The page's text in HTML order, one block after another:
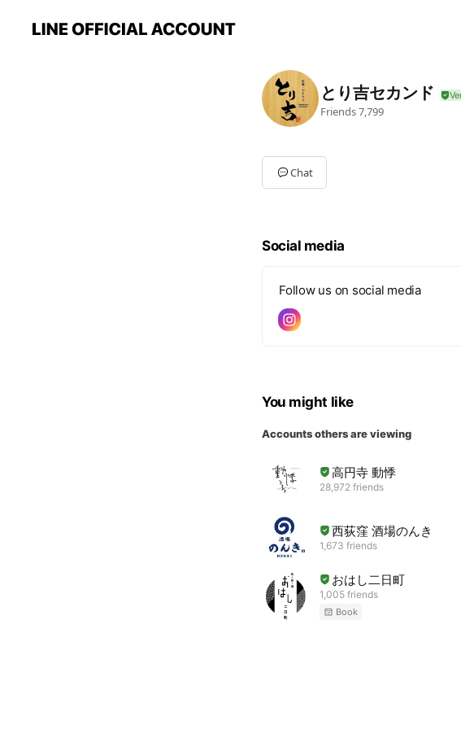
とり吉セカンド
Friends7,799
Chat
Social media
Follow us on social media
You might like
Accounts others are viewing
高円寺 動悸
28,972 friends
西荻窪 酒場のんき
1,673 friends
おはし二日町
1,005 friends
Book